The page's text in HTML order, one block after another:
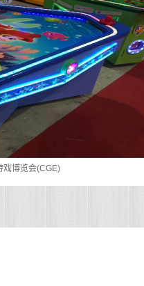
为经典游戏创造更新颖
,经典游戏创新玩法再创
经典
戏博览会(CGE)